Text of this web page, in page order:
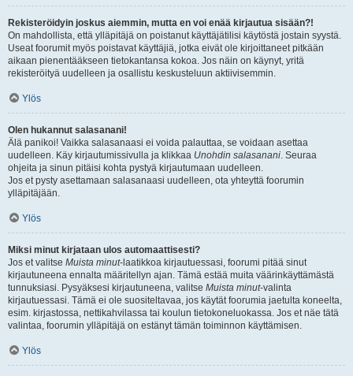
Rekisteröidyin joskus aiemmin, mutta en voi enää kirjautua sisään?!
On mahdollista, että ylläpitäjä on poistanut käyttäjätilisi käytöstä jostain syystä.
Useat foorumit myös poistavat käyttäjiä, jotka eivät ole kirjoittaneet pitkään
aikaan pienentääkseen tietokantansa kokoa. Jos näin on käynyt, yritä
rekisteröityä uudelleen ja osallistu keskusteluun aktiivisemmin.
Ylös
Olen hukannut salasanani!
Älä panikoi! Vaikka salasanaasi ei voida palauttaa, se voidaan asettaa
uudelleen. Käy kirjautumissivulla ja klikkaa Unohdin salasanani. Seuraa
ohjeita ja sinun pitäisi kohta pystyä kirjautumaan uudelleen.
Jos et pysty asettamaan salasanaasi uudelleen, ota yhteyttä foorumin
ylläpitäjään.
Ylös
Miksi minut kirjataan ulos automaattisesti?
Jos et valitse Muista minut-laatikkoa kirjautuessasi, foorumi pitää sinut
kirjautuneena ennalta määritellyn ajan. Tämä estää muita väärinkäyttämästä
tunnuksiasi. Pysyäksesi kirjautuneena, valitse Muista minut-valinta
kirjautuessasi. Tämä ei ole suositeltavaa, jos käytät foorumia jaetulta koneelta,
esim. kirjastossa, nettikahvilassa tai koulun tietokoneluokassa. Jos et näe tätä
valintaa, foorumin ylläpitäjä on estänyt tämän toiminnon käyttämisen.
Ylös